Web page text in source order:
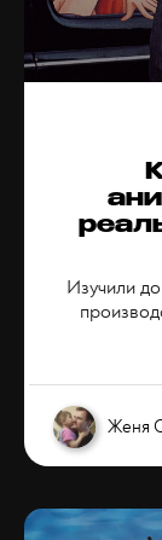
Изучили
Женя